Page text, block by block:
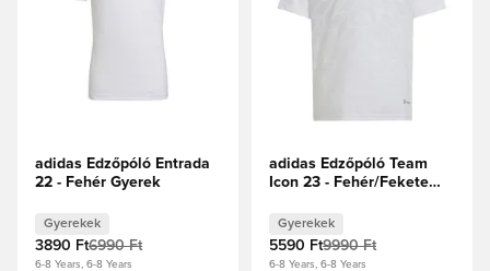
adidas Edzőpóló Entrada
22 - Fehér Gyerek
Gyerekek
3890 Ft6990 Ft
6-8 Years, 6-8 Years
adidas Edzőpóló Team
Icon 23 - Fehér/Fekete
Gyerekek
5590 Ft9990 Ft
6-8 Years, 6-8 Years